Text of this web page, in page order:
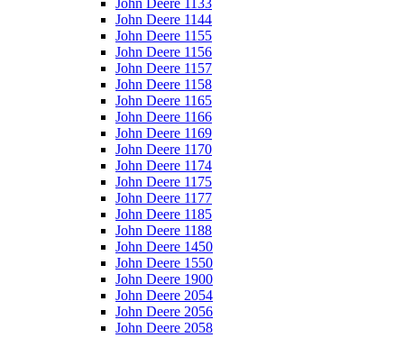
John Deere 1133
John Deere 1144
John Deere 1155
John Deere 1156
John Deere 1157
John Deere 1158
John Deere 1165
John Deere 1166
John Deere 1169
John Deere 1170
John Deere 1174
John Deere 1175
John Deere 1177
John Deere 1185
John Deere 1188
John Deere 1450
John Deere 1550
John Deere 1900
John Deere 2054
John Deere 2056
John Deere 2058